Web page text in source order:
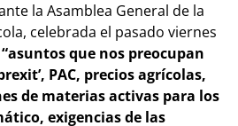
la Asamblea General de la
celebrada el pasado viernes
que nos preocupan
PAC, precios agrícolas,
de materias activas para los
exigencias de las